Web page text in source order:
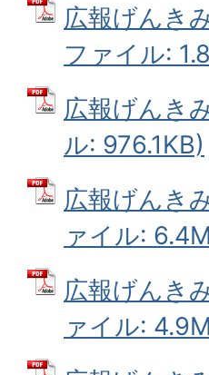
広報げんき
ファイル:
広報げんき
ル: 976.1KB)
広報げんき
ァイル:
広報げんき
ァイル: